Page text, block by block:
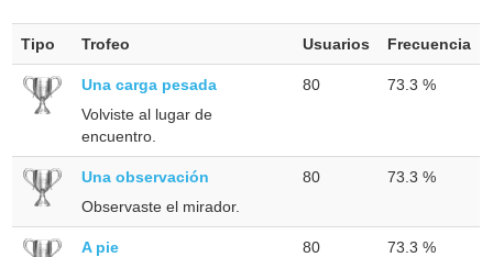
Tipo Trofeo Usuarios Frecuencia
Una carga pesada
Volviste al lugar de
encuentro.
80 73.3 %
Una observación
Observaste el mirador.
80 73.3 %
A pie
80 73.3 %